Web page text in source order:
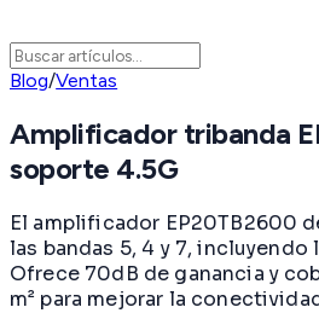
Blog/Ventas
Amplificador tribanda
soporte 4.5G
El amplificador EP20TB2600
las bandas 5, 4 y 7,
Ofrece 70dB de ganancia y
m² para mejorar la